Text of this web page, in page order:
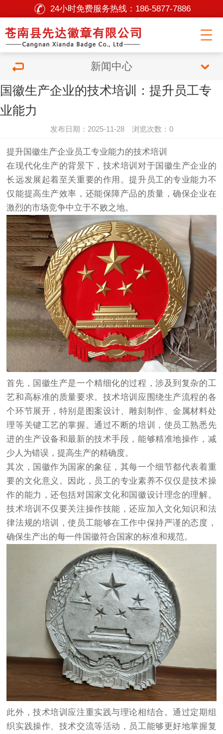
24小时免费服务热线： 186-5877-7886
新闻中心
国徽生产企业的技术培训：提升员工专
业能力
发布日期：2025-11-28 浏览次数：0
提升国徽生产企业员工专业能力的技术培训
在现代化生产的背景下，技术培训对于国徽生产企业的
长远发展起着至关重要的作用。提升员工的专业能力不
仅能提高生产效率，还能保障产品的质量，确保企业在
激烈的市场竞争中立于不败之地。
首先，国徽生产是一个精细化的过程，涉及到复杂的工
艺和高标准的质量要求。技术培训应围绕生产流程的各
个环节展开，特别是图案设计、雕刻制作、金属材料处
理等关键工艺的掌握。通过不断的培训，使员工熟悉先
进的生产设备和最新的技术手段，能够精准地操作，减
少人为错误，提高生产的精确度。
其次，国徽作为国家的象征，其每一个细节都代表着重
要的文化意义。因此，员工的专业素养不仅仅是技术操
作的能力，还包括对国家文化和国徽设计理念的理解。
技术培训不仅要关注操作技能，还应加入文化知识和法
律法规的培训，使员工能够在工作中保持严谨的态度，
确保生产出的每一件国徽符合国家的标准和规范。
此外，技术培训应注重实践与理论相结合。通过定期组
织实践操作、技术交流等活动，员工能够更好地掌握复